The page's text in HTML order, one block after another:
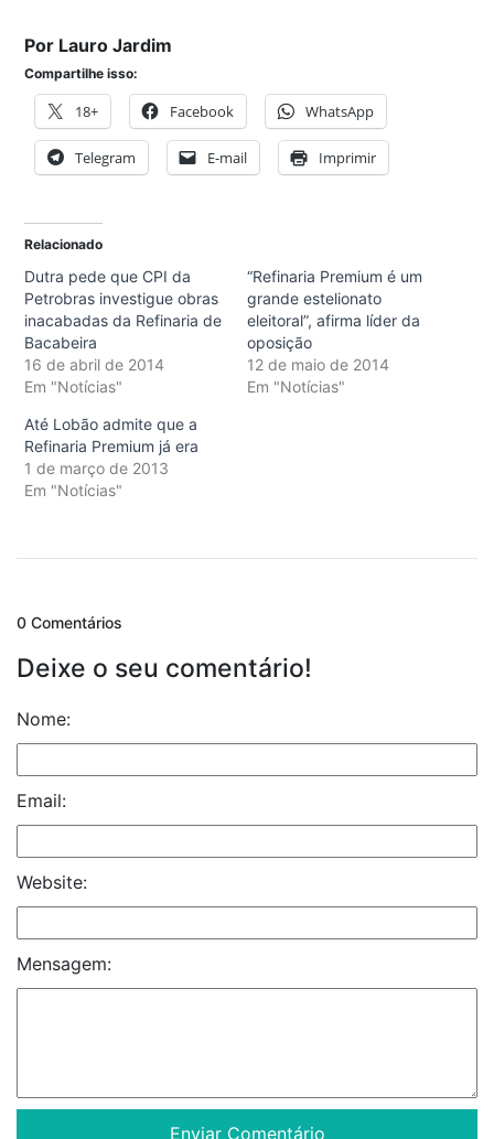
Por Lauro Jardim
Compartilhe isso:
18+ Facebook WhatsApp
Telegram E-mail Imprimir
Relacionado
Dutra pede que CPI da
Petrobras investigue obras
inacabadas da Refinaria de
Bacabeira
16 de abril de 2014
Em "Notícias"
“Refinaria Premium é um
grande estelionato
eleitoral”, afirma líder da
oposição
12 de maio de 2014
Em "Notícias"
Até Lobão admite que a
Refinaria Premium já era
1 de março de 2013
Em "Notícias"
0 Comentários
Deixe o seu comentário!
Nome:
Email:
Website:
Mensagem: